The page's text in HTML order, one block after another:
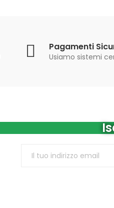
Pagamenti
Usiamo sistemi